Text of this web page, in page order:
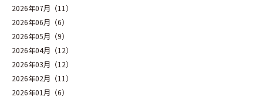
2026年07月（11）
2026年06月（6）
2026年05月（9）
2026年04月（12）
2026年03月（12）
2026年02月（11）
2026年01月（6）